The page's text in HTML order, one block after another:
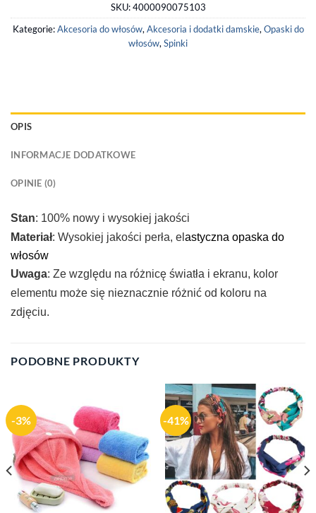
SKU:4000090075103
Kategorie:Akcesoria do włosów, Akcesoria i dodatki damskie, Opaski do
włosów, Spinki
OPIS
INFORMACJE DODATKOWE
OPINIE (0)
Stan: 100% nowy i wysokiej jakości
Materiał: Wysokiej jakości perła, el astyczna opaska do
włosów
Uwaga: Ze względu na różnicę światła i ekranu, kolor
elementu może się nieznacznie różnić od koloru na
zdjęciu.
PODOBNE PRODUKTY
-3% -41%